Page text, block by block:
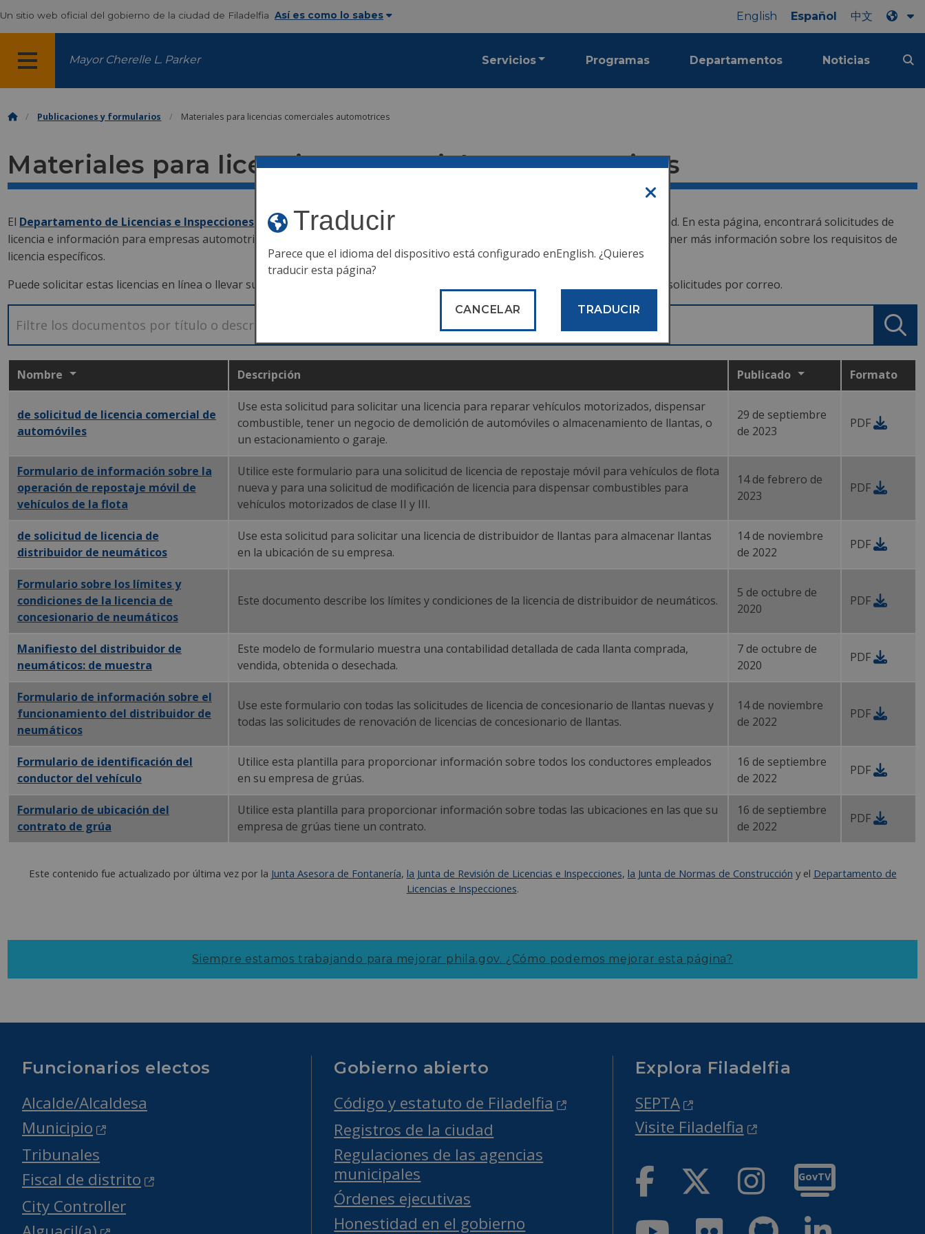
Un sitio web oficial del gobierno de la ciudad de Filadelfia Así es como lo sabes English Español 中文
MENÚ
Mayor Cherelle L. Parker Servicios Programas Departamentos Noticias
Publicaciones y formularios Materiales para licencias comerciales automotrices
Materiales para licencias comerciales automotrices
El Departamento de Licencias e Inspecciones (L&I) exige que muchas empresas tengan licencias para poder operar en la ciudad. En esta página, encontrará solicitudes de
licencia e información para empresas automotrices. También puede visitar la
de L&I para obtener más información sobre los requisitos de
licencia específicos.
Puede solicitar estas licencias en línea o llevar su solicitud al Centro de Permisos y Licencias en el vestíbulo de MSB. No envíe las solicitudes por correo.
Nombre Descripción Publicado Formato
PDF
de solicitud de licencia comercial de
automóviles
Use esta solicitud para solicitar una licencia para reparar vehículos motorizados, dispensar
combustible, tener un negocio de demolición de automóviles o almacenamiento de llantas, o
un estacionamiento o garaje.
29 de septiembre
de 2023
PDF
Formulario de información sobre la
operación de repostaje móvil de
vehículos de la flota
Utilice este formulario para una solicitud de licencia de repostaje móvil para vehículos de flota
nueva y para una solicitud de modificación de licencia para dispensar combustibles para
vehículos motorizados de clase II y III.
14 de febrero de
2023
PDF
PDF
de solicitud de licencia de
distribuidor de neumáticos
Use esta solicitud para solicitar una licencia de distribuidor de llantas para almacenar llantas
en la ubicación de su empresa.
14 de noviembre
de 2022
PDF
Formulario PDF
sobre los límites y
condiciones de la licencia de
concesionario de neumáticos
Este documento describe los límites y condiciones de la licencia de distribuidor de neumáticos.
5 de octubre de
2020
PDF
Manifiesto del distribuidor de
neumáticos: PDF
de muestra
Este modelo de formulario muestra una contabilidad detallada de cada llanta comprada,
vendida, obtenida o desechada.
7 de octubre de
2020
PDF
Formulario PDF
de información sobre el
funcionamiento del distribuidor de
neumáticos
Use este formulario con todas las solicitudes de licencia de concesionario de llantas nuevas y
todas las solicitudes de renovación de licencias de concesionario de llantas.
14 de noviembre
de 2022
PDF
Formulario de identificación del
conductor del vehículode remolque en PDF
Utilice esta plantilla para proporcionar información sobre todos los conductores empleados
en su empresa de grúas.
16 de septiembre
de 2022
PDF
Formulario PDF
de ubicación del
contrato de grúa
Utilice esta plantilla para proporcionar información sobre todas las ubicaciones en las que su
empresa de grúas tiene un contrato.
16 de septiembre
de 2022
PDF
Este contenido fue actualizado por última vez por la Junta Asesora de Fontanería, la Junta de Revisión de Licencias e Inspecciones, la Junta de Normas de Construcción y el Departamento de
Licencias e Inspecciones.
Siempre estamos trabajando para mejorar phila.gov. ¿Cómo podemos mejorar esta página?
Funcionarios electos
Alcalde/Alcaldesa
Municipio
Tribunales
Fiscal de distrito
City Controller
Gobierno abierto
Código y estatuto de Filadelfia
Registros de la ciudad
Regulaciones de las agencias
municipales
Órdenes ejecutivas
Honestidad en el gobierno
Explora Filadelfia
SEPTA
Visite Filadelfia
Facebook TwitterInstagram
GovTV
YoutubeFlickr GitHubLinkedIn
Traducir
Parece que el idioma del dispositivo está configurado enEnglish. ¿Quieres
traducir esta página?
CANCELAR TRADUCIR